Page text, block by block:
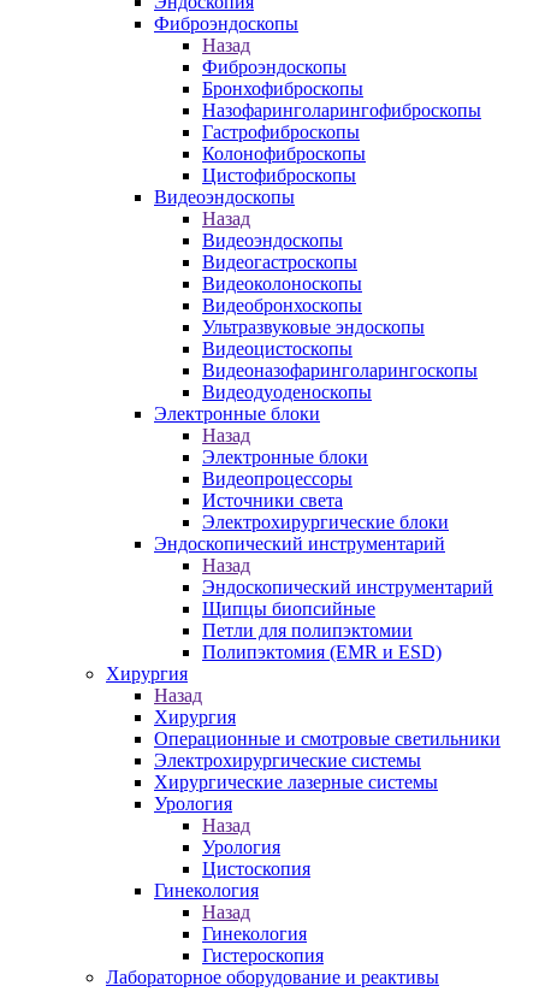
Фиброэндоскопы
Назад
Фиброэндоскопы
Бронхофиброскопы
Назофаринголарингофиброскопы
Гастрофиброскопы
Колонофиброскопы
Цистофиброскопы
Видеоэндоскопы
Назад
Видеоэндоскопы
Видеогастроскопы
Видеоколоноскопы
Видеобронхоскопы
Ультразвуковые эндоскопы
Видеоцистоскопы
Видеоназофаринголарингоскопы
Видеодуоденоскопы
Электронные блоки
Назад
Электронные блоки
Видеопроцессоры
Источники света
Электрохирургические блоки
Эндоскопический инструментарий
Назад
Эндоскопический инструментарий
Щипцы биопсийные
Петли для полипэктомии
Полипэктомия (EMR и ESD)
Хирургия
Назад
Хирургия
Операционные и смотровые светильники
Электрохирургические системы
Хирургические лазерные системы
Урология
Назад
Урология
Цистоскопия
Гинекология
Назад
Гинекология
Гистероскопия
Лабораторное оборудование и реактивы